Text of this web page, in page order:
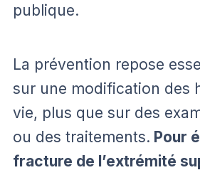
publique.
La prévention repose
sur une modification des
vie, plus que sur des
ou des traitements. Pour
fracture de l’extrémité